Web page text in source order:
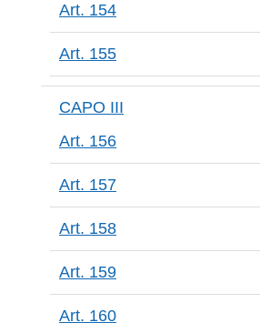
Art. 154
Art. 155
CAPO III
Art. 156
Art. 157
Art. 158
Art. 159
Art. 160